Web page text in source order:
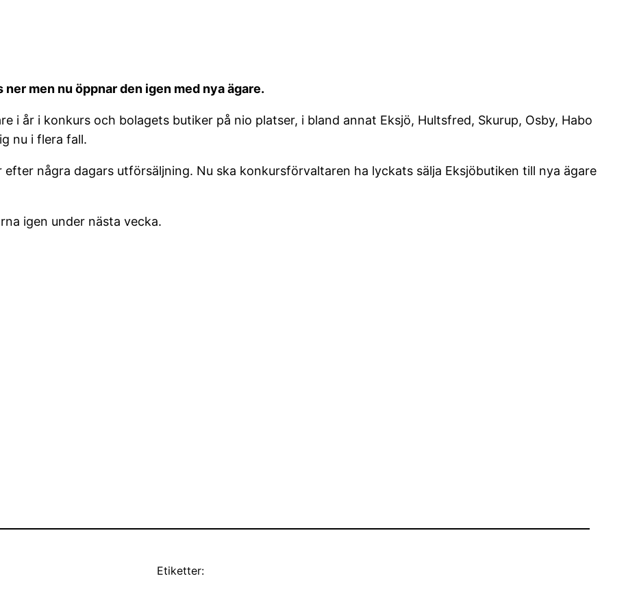
men nu öppnar den igen med nya ägare.
i år i konkurs och bolagets butiker på nio platser, i bland annat Eksjö, Hultsfred, Skurup, Osby, Habo
nu i flera fall.
några dagars utförsäljning. Nu ska konkursförvaltaren ha lyckats sälja Eksjöbutiken till nya ägare
igen under nästa vecka.
Etiketter: